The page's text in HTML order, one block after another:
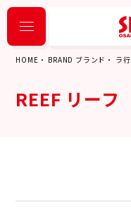
HOME BRAND ブランド ラ行
REEF リーフ